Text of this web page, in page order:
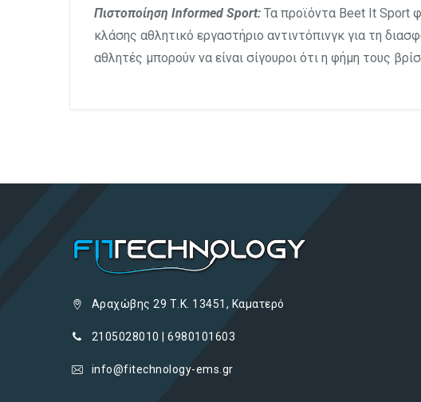
Πιστοποίηση Informed Sport: Τα προϊόντα Beet It Sport
κλάσης αθλητικό εργαστήριο αντιντόπινγκ για τη
αθλητές μπορούν να είναι σίγουροι ότι η φήμη τους
Αραχώβης 29 Τ.Κ. 13451, Καματερό
2105028010 | 6980101603
info@fitechnology-ems.gr